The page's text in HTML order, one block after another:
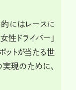
にはレースに
性ドライバー」
ットが当たる世
実現のために、